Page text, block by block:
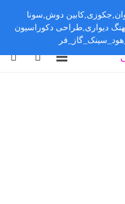
دوش,سونا
دیواری,طراحی دکوراسیون